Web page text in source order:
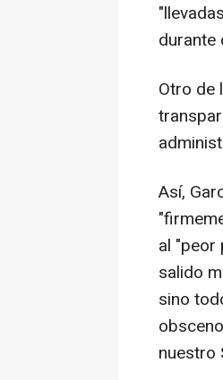
durante
Otro de
Así,
al "peor
salido
sino
nuestro